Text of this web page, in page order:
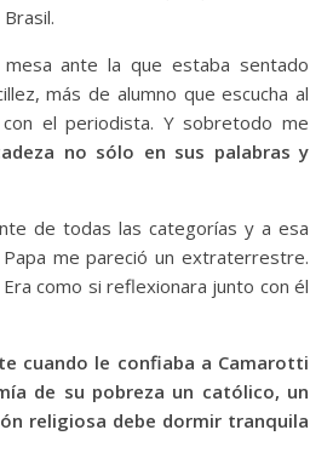
ante la que estaba sentado
más de alumno que escucha al
el periodista. Y sobretodo me
no sólo en sus palabras y
de todas las categorías y a esa
me pareció un extraterrestre.
como si reflexionara junto con él
cuando le confiaba a Camarotti
de su pobreza un católico, un
religiosa debe dormir tranquila